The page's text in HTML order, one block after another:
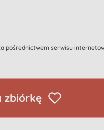
pośrednictwem serwisu
zbiórkę